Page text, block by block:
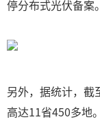
停分布式光伏备案。
另外，据统计，
高达11省450多地。